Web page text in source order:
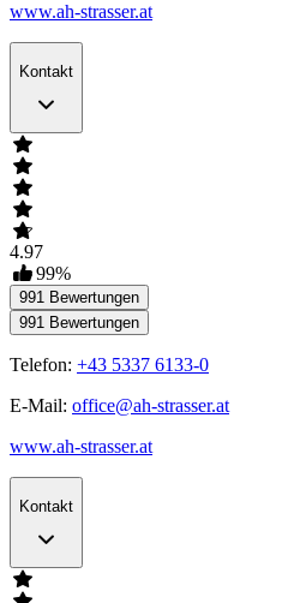
www.ah-strasser.at
Kontakt
4.97
99%
991 Bewertungen
991 Bewertungen
Telefon: +43 5337 6133-0
E-Mail: office@ah-strasser.at
www.ah-strasser.at
Kontakt